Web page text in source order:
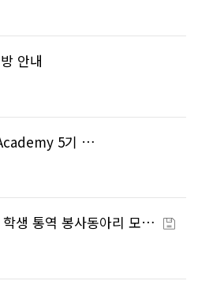
안내
5기 …
생 통역 봉사동아리 모…